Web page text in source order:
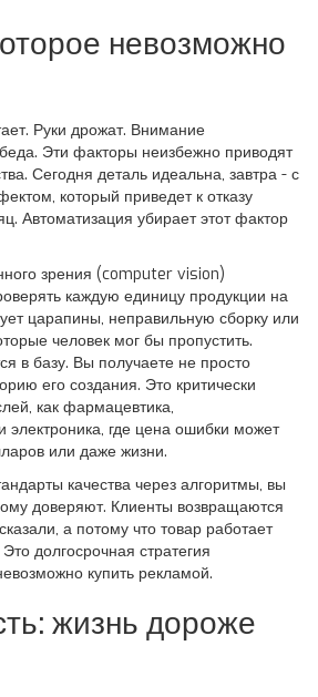
невозможно
Руки дрожат. Внимание
Эти факторы неизбежно приводят
Сегодня деталь идеальна, завтра - с
который приведет к отказу
Автоматизация убирает этот фактор
зрения (computer vision)
каждую единицу продукции на
царапины, неправильную сборку или
человек мог бы пропустить.
в базу. Вы получаете не просто
его создания. Это критически
как фармацевтика,
электроника, где цена ошибки может
или даже жизни.
качества через алгоритмы, вы
доверяют. Клиенты возвращаются
а потому что товар работает
долгосрочная стратегия
купить рекламой.
жизнь дороже